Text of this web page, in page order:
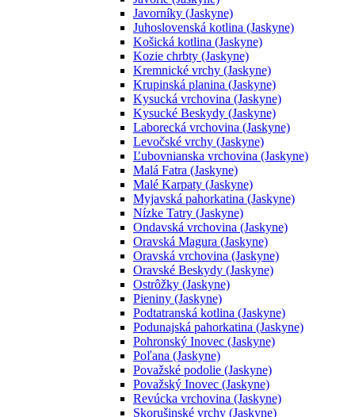
Javorníky (Jaskyne)
Juhoslovenská kotlina (Jaskyne)
Košická kotlina (Jaskyne)
Kozie chrbty (Jaskyne)
Kremnické vrchy (Jaskyne)
Krupinská planina (Jaskyne)
Kysucká vrchovina (Jaskyne)
Kysucké Beskydy (Jaskyne)
Laborecká vrchovina (Jaskyne)
Levočské vrchy (Jaskyne)
Ľubovnianska vrchovina (Jaskyne)
Malá Fatra (Jaskyne)
Malé Karpaty (Jaskyne)
Myjavská pahorkatina (Jaskyne)
Nízke Tatry (Jaskyne)
Ondavská vrchovina (Jaskyne)
Oravská Magura (Jaskyne)
Oravská vrchovina (Jaskyne)
Oravské Beskydy (Jaskyne)
Ostrôžky (Jaskyne)
Pieniny (Jaskyne)
Podtatranská kotlina (Jaskyne)
Podunajská pahorkatina (Jaskyne)
Pohronský Inovec (Jaskyne)
Poľana (Jaskyne)
Považské podolie (Jaskyne)
Považský Inovec (Jaskyne)
Revúcka vrchovina (Jaskyne)
Skorušinské vrchy (Jaskyne)